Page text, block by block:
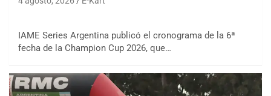
IAME Series Argentina publicó el cronograma de la 6ª
fecha de la Champion Cup 2026, que…